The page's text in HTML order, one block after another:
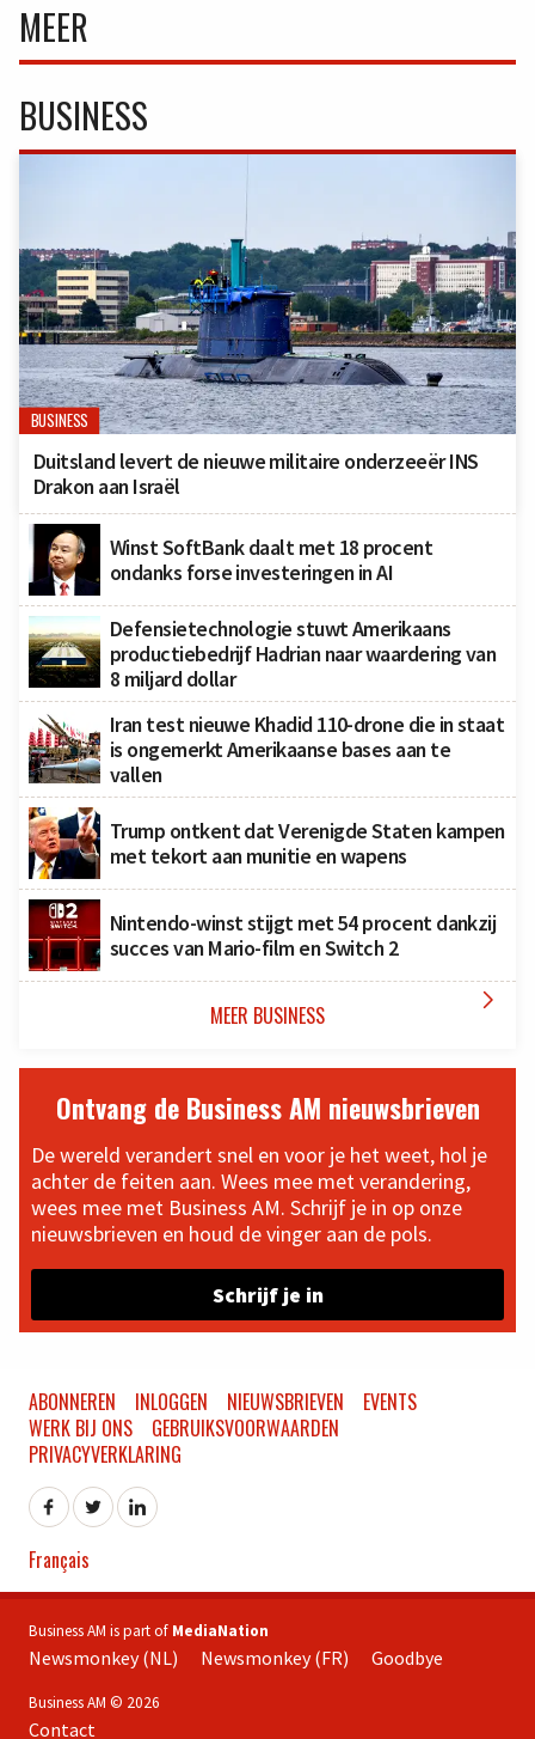
MEER
BUSINESS
BUSINESS
Duitsland levert de nieuwe militaire onderzeeër INS
Drakon aan Israël
Winst SoftBank daalt met 18 procent
ondanks forse investeringen in AI
Defensietechnologie stuwt Amerikaans
productiebedrijf Hadrian naar waardering van
8 miljard dollar
Iran test nieuwe Khadid 110-drone die in staat
is ongemerkt Amerikaanse bases aan te
vallen
Trump ontkent dat Verenigde Staten kampen
met tekort aan munitie en wapens
Nintendo-winst stijgt met 54 procent dankzij
succes van Mario-film en Switch 2
MEER BUSINESS 
Ontvang de Business AM nieuwsbrieven
De wereld verandert snel en voor je het weet, hol je
achter de feiten aan. Wees mee met verandering,
wees mee met Business AM. Schrijf je in op onze
nieuwsbrieven en houd de vinger aan de pols.
Schrijf je in
ABONNEREN INLOGGEN NIEUWSBRIEVEN
EVENTS
WERK BIJ ONS
GEBRUIKSVOORWAARDEN
PRIVACYVERKLARING
Français
Business AM is part of MediaNation
Newsmonkey (NL) Newsmonkey (FR) Goodbye
Business AM © 2026
Contact